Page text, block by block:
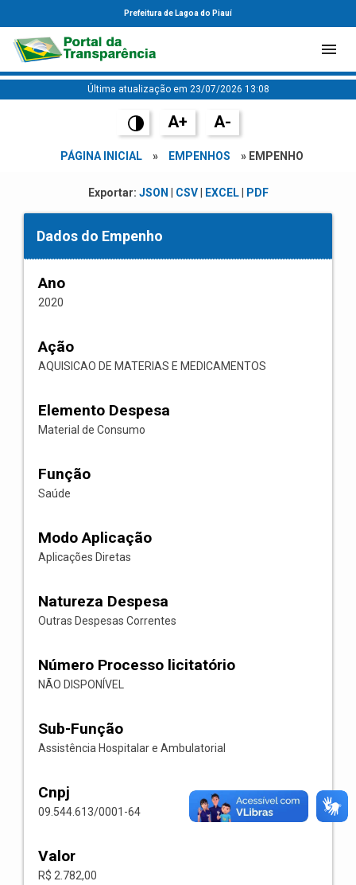
Prefeitura de Lagoa do Piauí
Última atualização em 23/07/2026 13:08
A+ A-
PÁGINA INICIAL » EMPENHOS » EMPENHO
Exportar: JSON CSV| EXCEL| PDF
Dados do Empenho
Ano
2020
Ação
AQUISICAO DE MATERIAS E MEDICAMENTOS
Elemento Despesa
Material de Consumo
Função
Saúde
Modo Aplicação
Aplicações Diretas
Natureza Despesa
Outras Despesas Correntes
Número Processo licitatório
NÃO DISPONÍVEL
Sub-Função
Assistência Hospitalar e Ambulatorial
Cnpj
09.544.613/0001-64
Valor
R$ 2.782,00